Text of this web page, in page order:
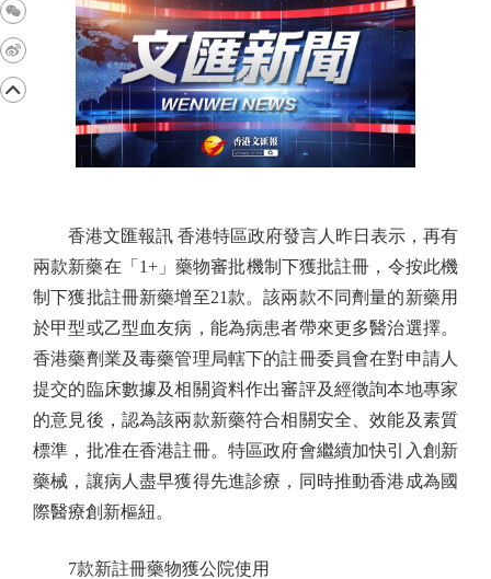
香港文匯報訊 香港特區政府發言人昨日表示，再有
兩款新藥在「1+」藥物審批機制下獲批註冊，令按此機
制下獲批註冊新藥增至21款。該兩款不同劑量的新藥用
於甲型或乙型血友病，能為病患者帶來更多醫治選擇。
香港藥劑業及毒藥管理局轄下的註冊委員會在對申請人
提交的臨床數據及相關資料作出審評及經徵詢本地專家
的意見後，認為該兩款新藥符合相關安全、效能及素質
標準，批准在香港註冊。特區政府會繼續加快引入創新
藥械，讓病人盡早獲得先進診療，同時推動香港成為國
際醫療創新樞紐。
7款新註冊藥物獲公院使用